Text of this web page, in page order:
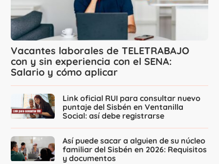
Vacantes laborales de TELETRABAJO
con y sin experiencia con el SENA:
Salario y cómo aplicar
Link oficial RUI para consultar nuevo
puntaje del Sisbén en Ventanilla
Social: así debe registrarse
Así puede sacar a alguien de su núcleo
familiar del Sisbén en 2026: Requisitos
y documentos